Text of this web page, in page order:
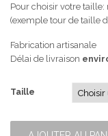
Pour choisir votre
(exemple tour de taille
Fabrication artisanale
Délai de livraison
Taille
quantité